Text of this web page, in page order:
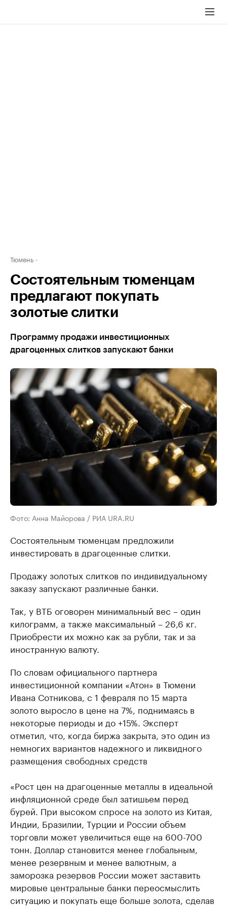
Тюмень
Состоятельным тюменцам
предлагают покупать
золотые слитки
Программу продажи инвестиционных
драгоценных слитков запускают банки
Фото: Анна Майорова / РИА URA.RU
Состоятельным тюменцам предложили
инвестировать в драгоценные слитки.
Продажу золотых слитков по индивидуальному
заказу запускают различные банки.
Так, у ВТБ оговорен минимальный вес – один
килограмм, а также максимальный – 26,6 кг.
Приобрести их можно как за рубли, так и за
иностранную валюту.
По словам официального партнера
инвестиционной компании «Атон» в Тюмени
Ивана Сотникова, с 1 февраля по 15 марта
золото выросло в цене на 7%, поднимаясь в
некоторые периоды и до +15%. Эксперт
отметил, что, когда биржа закрыта, это один из
немногих вариантов надежного и ликвидного
размещения свободных средств
«Рост цен на драгоценные металлы в идеальной
инфляционной среде был затишьем перед
бурей. При высоком спросе на золото из Китая,
Индии, Бразилии, Турции и России объем
торговли может увеличиться еще на 600-700
тонн. Доллар становится менее глобальным,
менее резервным и менее валютным, а
заморозка резервов России может заставить
мировые центральные банки переосмыслить
ситуацию и покупать еще больше золота, сделав